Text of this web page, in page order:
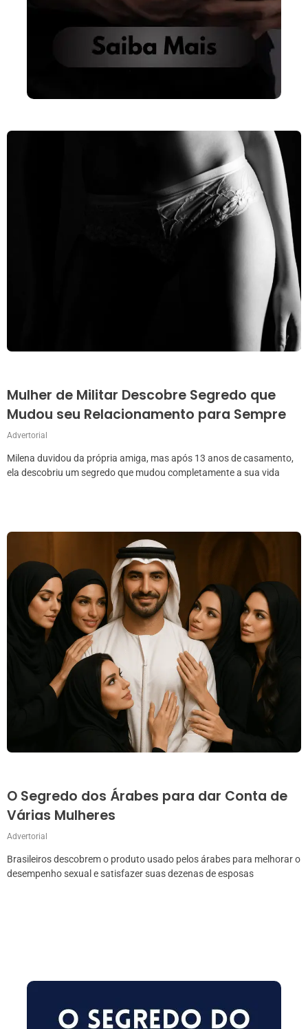
Mulher de Militar Descobre Segredo que
Mudou seu Relacionamento para Sempre
Advertorial
Milena duvidou da própria amiga, mas após 13 anos de casamento,
ela descobriu um segredo que mudou completamente a sua vida
O Segredo dos Árabes para dar Conta de
Várias Mulheres
Advertorial
Brasileiros descobrem o produto usado pelos árabes para melhorar o
desempenho sexual e satisfazer suas dezenas de esposas